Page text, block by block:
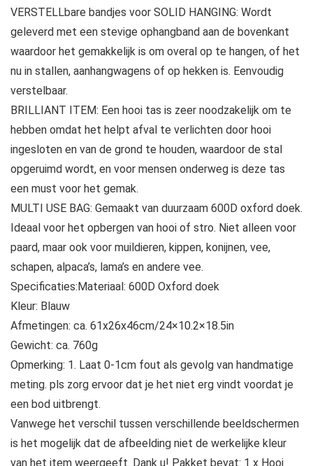
VERSTELLbare bandjes voor SOLID HANGING: Wordt
geleverd met een stevige ophangband aan de bovenkant
waardoor het gemakkelijk is om overal op te hangen, of het
nu in stallen, aanhangwagens of op hekken is. Eenvoudig
verstelbaar.
BRILLIANT ITEM: Een hooi tas is zeer noodzakelijk om te
hebben omdat het helpt afval te verlichten door hooi
ingesloten en van de grond te houden, waardoor de stal
opgeruimd wordt, en voor mensen onderweg is deze tas
een must voor het gemak.
MULTI USE BAG: Gemaakt van duurzaam 600D oxford doek.
Ideaal voor het opbergen van hooi of stro. Niet alleen voor
paard, maar ook voor muildieren, kippen, konijnen, vee,
schapen, alpaca’s, lama’s en andere vee.
Specificaties:Materiaal: 600D Oxford doek
Kleur: Blauw
Afmetingen: ca. 61x26x46cm/24×10.2×18.5in
Gewicht: ca. 760g
Opmerking: 1. Laat 0-1cm fout als gevolg van handmatige
meting. pls zorg ervoor dat je het niet erg vindt voordat je
een bod uitbrengt.
Vanwege het verschil tussen verschillende beeldschermen
is het mogelijk dat de afbeelding niet de werkelijke kleur
van het item weergeeft. Dank u! Pakket bevat: 1 x Hooi